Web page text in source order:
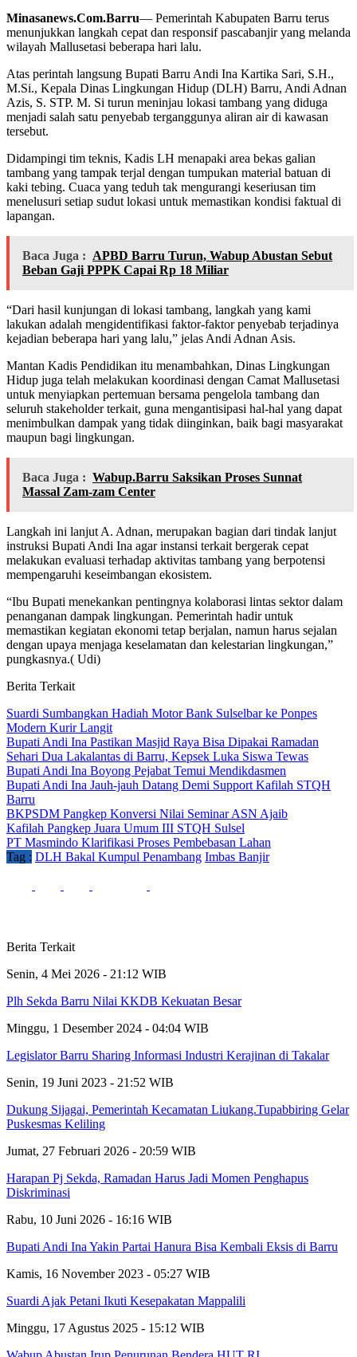
Minasanews.Com.Barru— Pemerintah Kabupaten Barru terus
menunjukkan langkah cepat dan responsif pascabanjir yang melanda
wilayah Mallusetasi beberapa hari lalu.
Atas perintah langsung Bupati Barru Andi Ina Kartika Sari, S.H.,
M.Si., Kepala Dinas Lingkungan Hidup (DLH) Barru, Andi Adnan
Azis, S. STP. M. Si turun meninjau lokasi tambang yang diduga
menjadi salah satu penyebab terganggunya aliran air di kawasan
tersebut.
Didampingi tim teknis, Kadis LH menapaki area bekas galian
tambang yang tampak terjal dengan tumpukan material batuan di
kaki tebing. Cuaca yang teduh tak mengurangi keseriusan tim
menelusuri setiap sudut lokasi untuk memastikan kondisi faktual di
lapangan.
Baca Juga : APBD Barru Turun, Wabup Abustan Sebut
Beban Gaji PPPK Capai Rp 18 Miliar
“Dari hasil kunjungan di lokasi tambang, langkah yang kami
lakukan adalah mengidentifikasi faktor-faktor penyebab terjadinya
kejadian beberapa hari yang lalu,” jelas Andi Adnan Asis.
Mantan Kadis Pendidikan itu menambahkan, Dinas Lingkungan
Hidup juga telah melakukan koordinasi dengan Camat Mallusetasi
untuk menyiapkan pertemuan bersama pengelola tambang dan
seluruh stakeholder terkait, guna mengantisipasi hal-hal yang dapat
menimbulkan dampak yang tidak diinginkan, baik bagi masyarakat
maupun bagi lingkungan.
Baca Juga : Wabup.Barru Saksikan Proses Sunnat
Massal Zam-zam Center
Langkah ini lanjut A. Adnan, merupakan bagian dari tindak lanjut
instruksi Bupati Andi Ina agar instansi terkait bergerak cepat
melakukan evaluasi terhadap aktivitas tambang yang berpotensi
mempengaruhi keseimbangan ekosistem.
“Ibu Bupati menekankan pentingnya kolaborasi lintas sektor dalam
penanganan dampak lingkungan. Pemerintah hadir untuk
memastikan kegiatan ekonomi tetap berjalan, namun harus sejalan
dengan upaya menjaga keselamatan dan kelestarian lingkungan,”
pungkasnya.( Udi)
Berita Terkait
Suardi Sumbangkan Hadiah Motor Bank Sulselbar ke Ponpes
Modern Kurir Langit
Bupati Andi Ina Pastikan Masjid Raya Bisa Dipakai Ramadan
Sehari Dua Lakalantas di Barru, Kepsek Luka Siswa Tewas
Bupati Andi Ina Boyong Pejabat Temui Mendikdasmen
Bupati Andi Ina Jauh-jauh Datang Demi Support Kafilah STQH
Barru
BKPSDM Pangkep Konversi Nilai Seminar ASN Ajaib
Kafilah Pangkep Juara Umum III STQH Sulsel
PT Masmindo Klarifikasi Proses Pembebasan Lahan
Tag : DLH Bakal Kumpul Penambang Imbas Banjir
Berita Terkait
Senin, 4 Mei 2026 - 21:12 WIB
Plh Sekda Barru Nilai KKDB Kekuatan Besar
Minggu, 1 Desember 2024 - 04:04 WIB
Legislator Barru Sharing Informasi Industri Kerajinan di Takalar
Senin, 19 Juni 2023 - 21:52 WIB
Dukung Sijagai, Pemerintah Kecamatan Liukang.Tupabbiring Gelar
Puskesmas Keliling
Jumat, 27 Februari 2026 - 20:59 WIB
Harapan Pj Sekda, Ramadan Harus Jadi Momen Penghapus
Diskriminasi
Rabu, 10 Juni 2026 - 16:16 WIB
Bupati Andi Ina Yakin Partai Hanura Bisa Kembali Eksis di Barru
Kamis, 16 November 2023 - 05:27 WIB
Suardi Ajak Petani Ikuti Kesepakatan Mappalili
Minggu, 17 Agustus 2025 - 15:12 WIB